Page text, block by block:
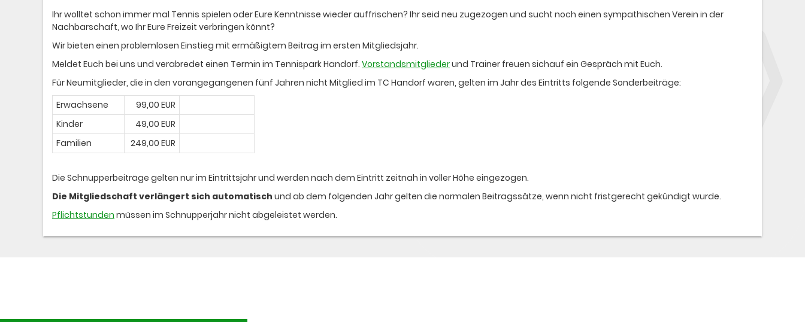
Ihr wolltet schon immer mal Tennis spielen oder Eure Kenntnisse wieder auffrischen? Ihr seid neu zugezogen und sucht noch einen sympathischen Verein in der
Nachbarschaft, wo Ihr Eure Freizeit verbringen könnt?
Wir bieten einen problemlosen Einstieg mit ermäßigtem Beitrag im ersten Mitgliedsjahr.
Meldet Euch bei uns und verabredet einen Termin im Tennispark Handorf. Vorstandsmitgliederund Trainer freuen sichauf ein Gespräch mit Euch.
Für Neumitglieder, die in den vorangegangenen fünf Jahren nicht Mitglied im TC Handorf waren, gelten im Jahr des Eintritts folgende Sonderbeiträge:
Erwachsene
99,00 EUR
Kinder
49,00 EUR
Familien
249,00 EUR
Die Schnupperbeiträge gelten nur im Eintrittsjahr und werden nach dem Eintritt zeitnah in voller Höhe eingezogen.
Die Mitgliedschaft verlängert sich automatisch und ab dem folgenden Jahr gelten die normalen Beitragssätze, wenn nicht fristgerecht gekündigt wurde.
Pflichtstunden müssen im Schnupperjahr nicht abgeleistet werden.